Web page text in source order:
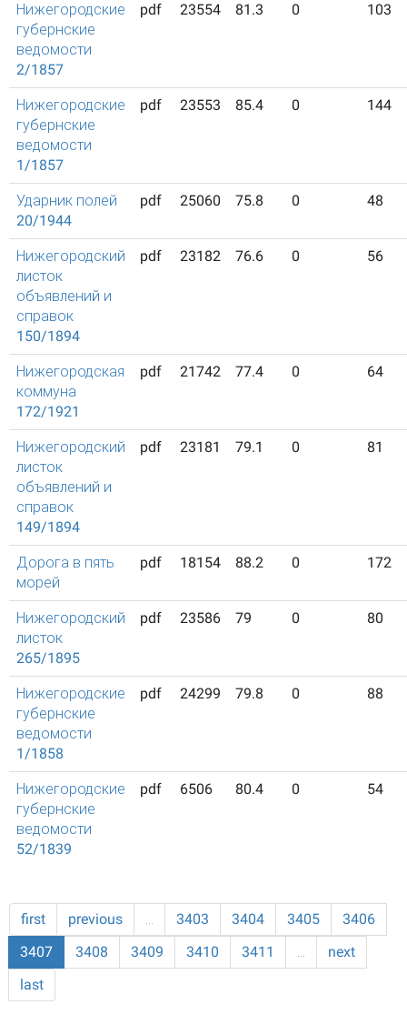
Нижегородские
губернские
ведомости
2/1857
pdf 23554 81.3 0 103
Нижегородские
губернские
ведомости
1/1857
pdf 23553 85.4 0 144
Ударник полей
20/1944
pdf 25060 75.8 0 48
Нижегородский
листок
объявлений и
справок
150/1894
pdf 23182 76.6 0 56
Нижегородская
коммуна
172/1921
pdf 21742 77.4 0 64
Нижегородский
листок
объявлений и
справок
149/1894
pdf 23181 79.1 0 81
Дорога в пять
морей
pdf 18154 88.2 0 172
Нижегородский
листок
265/1895
pdf 23586 79 0 80
Нижегородские
губернские
ведомости
1/1858
pdf 24299 79.8 0 88
Нижегородские
губернские
ведомости
52/1839
pdf 6506 80.4 0 54
first previous … 3403 3404 3405
3406
3407
3408 3409 3410 3411 …
next
last